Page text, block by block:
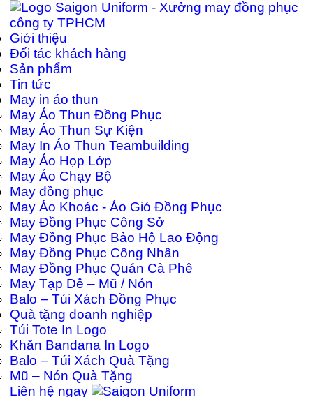
Giới thiệu
Đối tác khách hàng
Sản phẩm
Tin tức
May in áo thun
May Áo Thun Đồng Phục
May Áo Thun Sự Kiện
May In Áo Thun Teambuilding
May Áo Họp Lớp
May Áo Chạy Bộ
May đồng phục
May Áo Khoác - Áo Gió Đồng Phục
May Đồng Phục Công Sở
May Đồng Phục Bảo Hộ Lao Động
May Đồng Phục Công Nhân
May Đồng Phục Quán Cà Phê
May Tạp Dề – Mũ / Nón
Balo – Túi Xách Đồng Phục
Quà tặng doanh nghiệp
Túi Tote In Logo
Khăn Bandana In Logo
Balo – Túi Xách Quà Tặng
Mũ – Nón Quà Tặng
Liên hệ ngay